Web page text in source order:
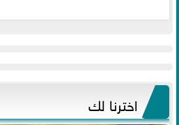
اخترنا لك